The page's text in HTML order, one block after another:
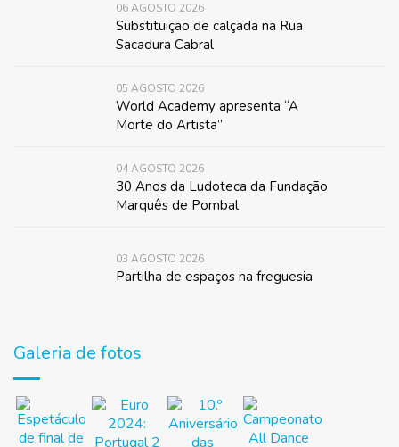
06 AGOSTO 2026
Substituição de calçada na Rua
Sacadura Cabral
05 AGOSTO 2026
World Academy apresenta “A
Morte do Artista”
04 AGOSTO 2026
30 Anos da Ludoteca da Fundação
Marquês de Pombal
03 AGOSTO 2026
Partilha de espaços na freguesia
Galeria de fotos